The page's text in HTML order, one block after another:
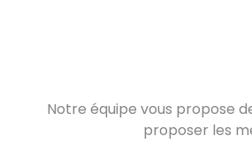
Notre équipe vous propose
proposer les